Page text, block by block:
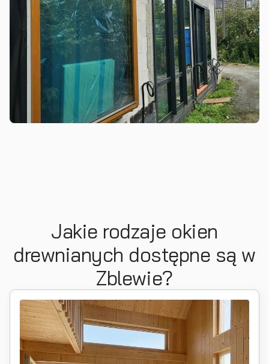
Jakie rodzaje okien
drewnianych dostępne są w
Zblewie?